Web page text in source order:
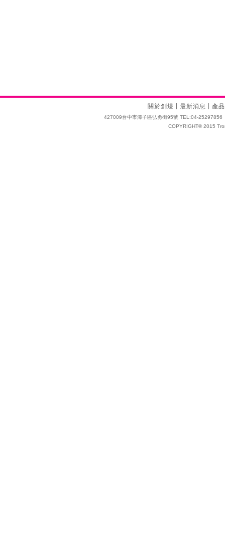
關於創煜 最新消息 產
427009台中市潭子區弘勇街95號 TEL:04-
COPYRIGHT® 2015